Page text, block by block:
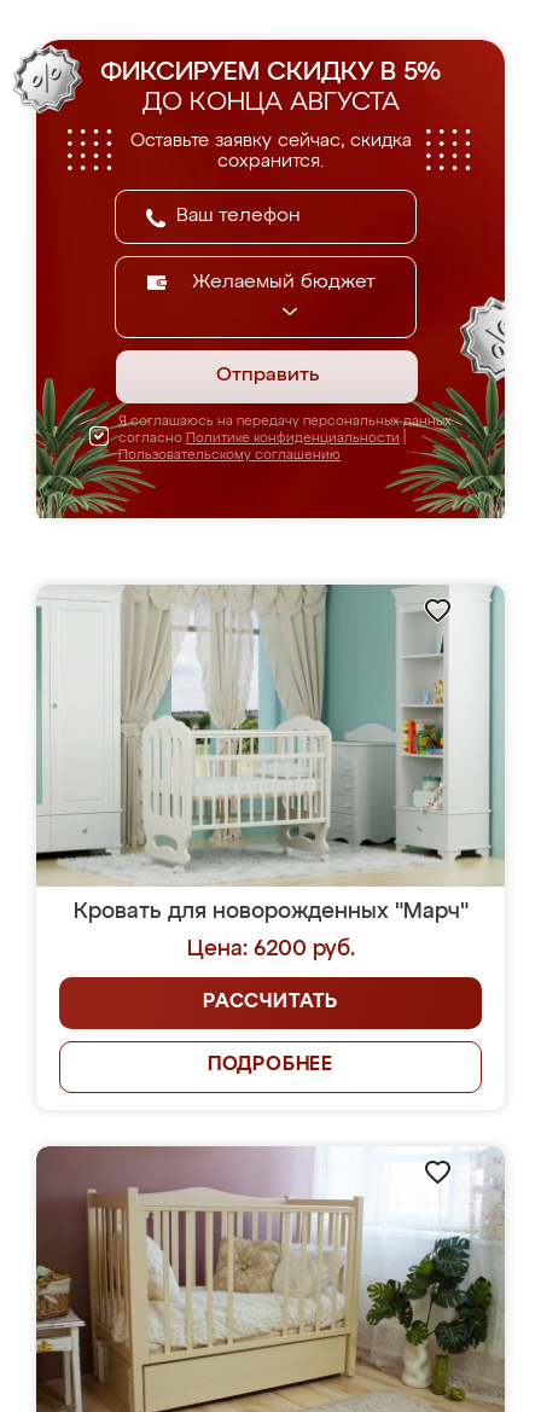
ФИКСИРУЕМ СКИДКУ В 5%
ДО КОНЦА АВГУСТА
Оставьте заявку сейчас, скидка
сохранится.
Желаемый бюджет
Отправить
Я соглашаюсь на передачу персональных данных
согласно Политике конфиденциальности
Пользовательскому соглашению
Кровать для новорожденных "Марч"
Цена: 6200 руб.
РАССЧИТАТЬ
ПОДРОБНЕЕ